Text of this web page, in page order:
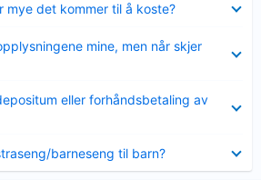
mye det kommer til å koste?
mine, men når skjer
eller forhåndsbetaling av
barneseng til barn?